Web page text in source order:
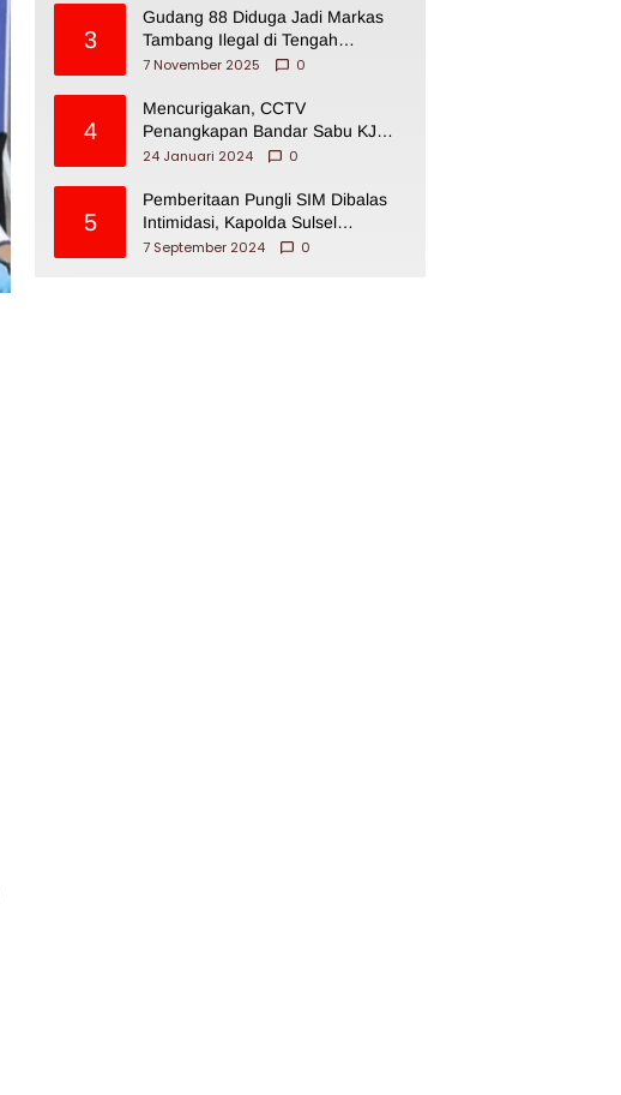
3
Gudang 88 Diduga Jadi Markas
Tambang Ilegal di Tengah
Permukiman Warga Makassar
7 November 2025 0
4
Mencurigakan, CCTV
Penangkapan Bandar Sabu KJ
Disita Oknum BNNP Sulsel
24 Januari 2024 0
5
Pemberitaan Pungli SIM Dibalas
Intimidasi, Kapolda Sulsel
Dikecam PJI Sulsel
7 September 2024 0